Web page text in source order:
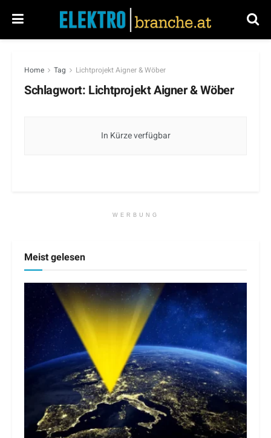
Home Tag Lichtprojekt Aigner & Wöber
Schlagwort: Lichtprojekt Aigner & Wöber
In Kürze verfügbar
WERBUNG
Meist gelesen